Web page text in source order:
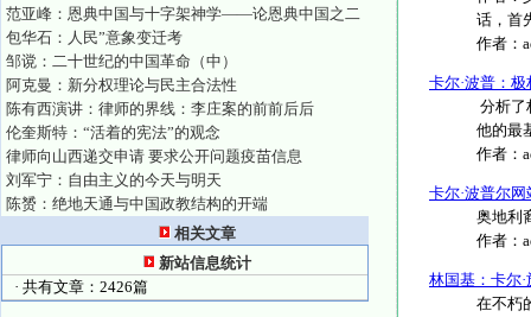
范亚峰：恩典中国与十字架神学——论恩典中国之二
包华石：人民”意象变迁考
邹谠：二十世纪的中国革命（中）
阿克曼：新分权理论与民主合法性
陈有西演讲：律师的界线：李庄案的前前后后
伦奎斯特：“活着的宪法”的观念
律师向山西递交申请 要求公开问题疫苗信息
刘军宁：自由主义的今天与明天
陈赟：绝地天通与中国政教结构的开端
相关文章
新站信息统计
· 共有文章：2426篇
话，首
作者：
卡尔·波普：
分析了
他的最
作者：
卡尔·波普尔网
奥地利
作者：
林国基：卡尔
在不朽